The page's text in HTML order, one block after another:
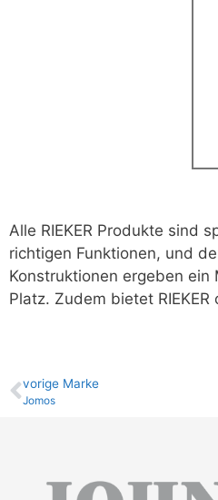
Alle RIEKER Produkte sind
richtigen Funktionen, und
Konstruktionen ergeben
Platz. Zudem bietet
vo­ri­ge Marke
Jomos